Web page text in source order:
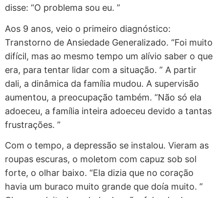
disse: “O problema sou eu. ”
Aos 9 anos, veio o primeiro diagnóstico:
Transtorno de Ansiedade Generalizado. “Foi muito
difícil, mas ao mesmo tempo um alívio saber o que
era, para tentar lidar com a situação. ” A partir
dali, a dinâmica da família mudou. A supervisão
aumentou, a preocupação também. “Não só ela
adoeceu, a família inteira adoeceu devido a tantas
frustrações. ”
Com o tempo, a depressão se instalou. Vieram as
roupas escuras, o moletom com capuz sob sol
forte, o olhar baixo. “Ela dizia que no coração
havia um buraco muito grande que doía muito. ”